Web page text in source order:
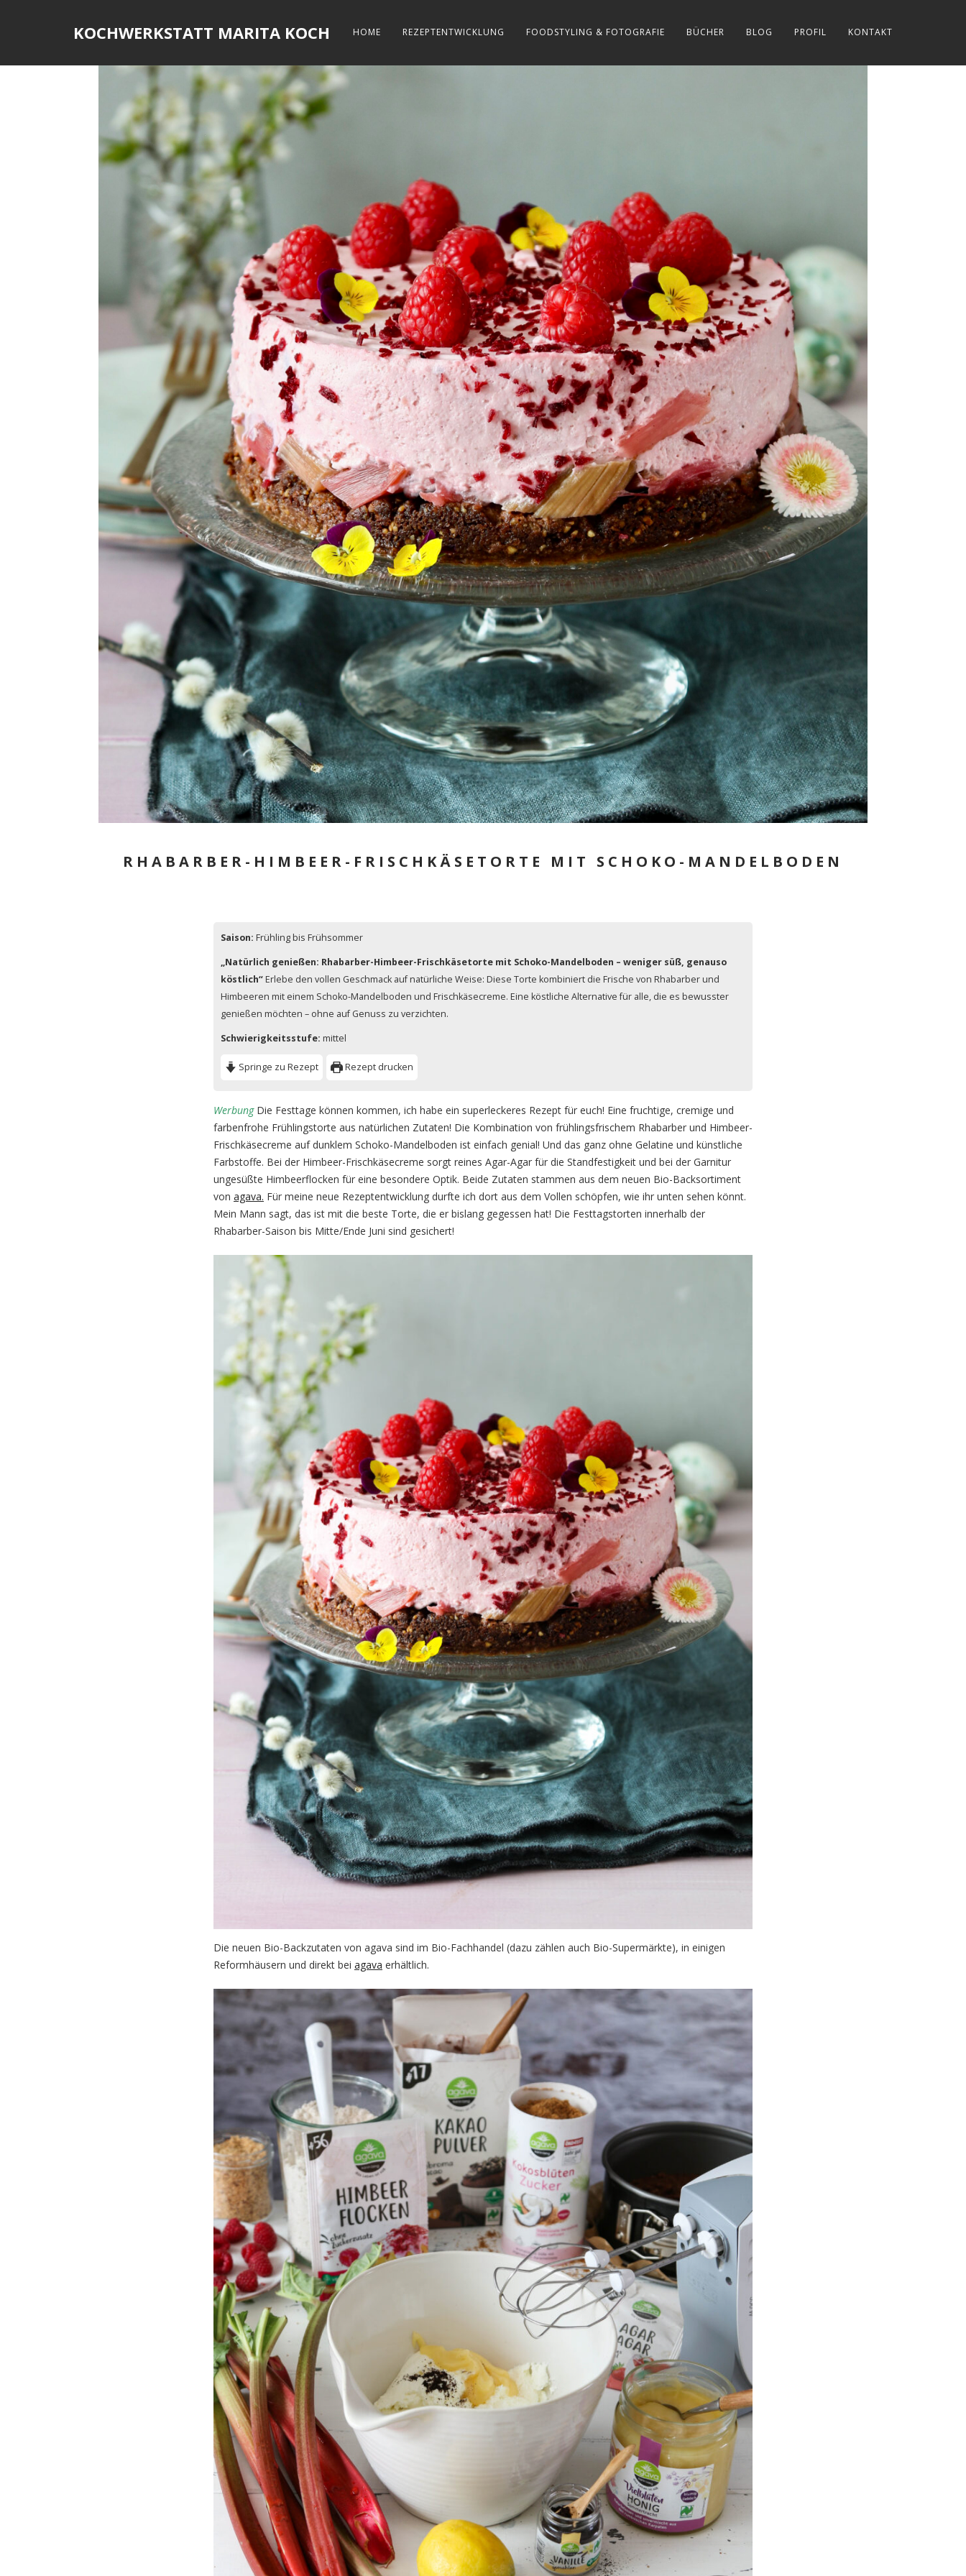
KOCHWERKSTATT MARITA KOCH HOME REZEPTENTWICKLUNG FOODSTYLING & FOTOGRAFIE BÜCHER BLOG PROFIL KONTAKT
RHABARBER-HIMBEER-FRISCHKÄSETORTE MIT SCHOKO-MANDELBODEN
Saison: Frühling bis Frühsommer
„Natürlich genießen: Rhabarber-Himbeer-Frischkäsetorte mit Schoko-Mandelboden – weniger süß, genauso
köstlich“Erlebe den vollen Geschmack auf natürliche Weise: Diese Torte kombiniert die Frische von Rhabarber und
Himbeeren mit einem Schoko-Mandelboden und Frischkäsecreme. Eine köstliche Alternative für alle, die es bewusster
genießen möchten – ohne auf Genuss zu verzichten.
Schwierigkeitsstufe: mittel
Springe zu Rezept Rezept drucken
Werbung Die Festtage können kommen, ich habe ein superleckeres Rezept für euch! Eine fruchtige, cremige und
farbenfrohe Frühlingstorte aus natürlichen Zutaten! Die Kombination von frühlingsfrischem Rhabarber und Himbeer-
Frischkäsecreme auf dunklem Schoko-Mandelboden ist einfach genial! Und das ganz ohne Gelatine und künstliche
Farbstoffe. Bei der Himbeer-Frischkäsecreme sorgt reines Agar-Agar für die Standfestigkeit und bei der Garnitur
ungesüßte Himbeerflocken für eine besondere Optik. Beide Zutaten stammen aus dem neuen Bio-Backsortiment
von agava. Für meine neue Rezeptentwicklung durfte ich dort aus dem Vollen schöpfen, wie ihr unten sehen könnt.
Mein Mann sagt, das ist mit die beste Torte, die er bislang gegessen hat! Die Festtagstorten innerhalb der
Rhabarber-Saison bis Mitte/Ende Juni sind gesichert!
Die neuen Bio-Backzutaten von agava sind im Bio-Fachhandel (dazu zählen auch Bio-Supermärkte), in einigen
Reformhäusern und direkt bei agava erhältlich.